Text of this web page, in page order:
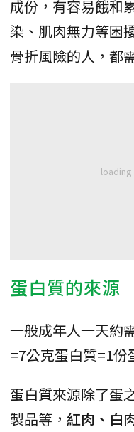
成份，有容易餓和
染、肌肉無力等困
骨折風險的人，都
蛋白質的來源
一般成年人一天約
=7公克蛋白質=1份
蛋白質來源除了蛋
製品等， 紅肉、白